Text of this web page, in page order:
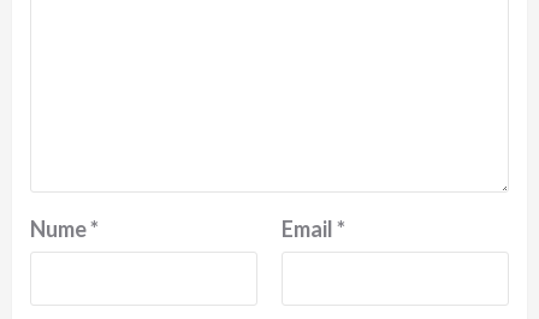
Nume* Email*